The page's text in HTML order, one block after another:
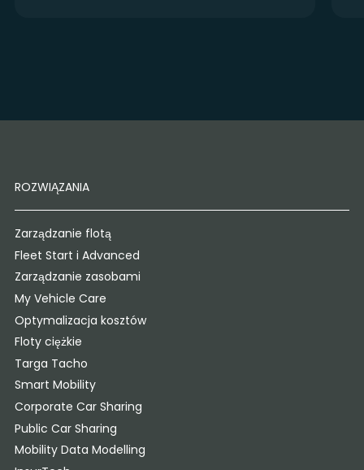
ROZWIĄZANIA
Zarządzanie flotą
Fleet Start i Advanced
Zarządzanie zasobami
My Vehicle Care
Optymalizacja kosztów
Floty ciężkie
Targa Tacho
Smart Mobility
Corporate Car Sharing
Public Car Sharing
Mobility Data Modelling